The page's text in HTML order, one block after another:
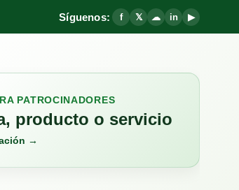
Síguenos: f 𝕏 ☁ in ▶
PATROCINADORES
producto o servicio
→